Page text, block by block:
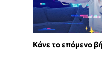
Κάνε το επόμενο